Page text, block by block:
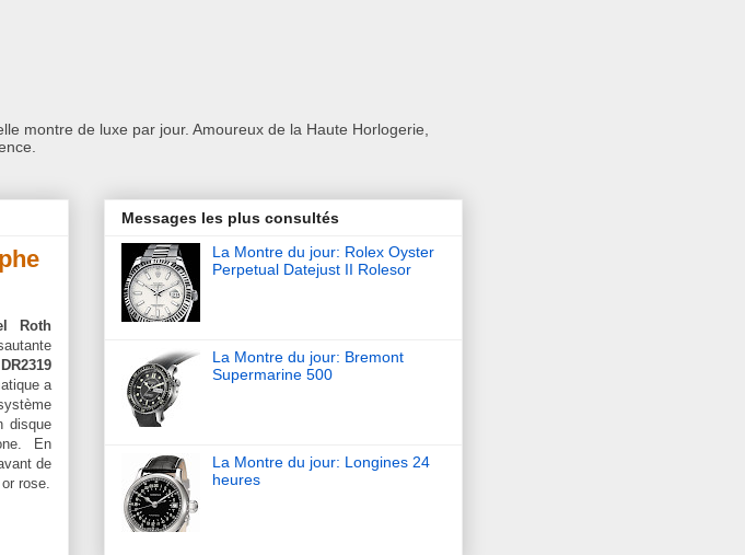
montre de luxe par jour. Amoureux de la Haute Horlogerie,
Roth
a
disque
En
de
rose.
Messages les plus consultés
La Montre du jour: Rolex Oyster
Perpetual Datejust II Rolesor
La Montre du jour: Bremont
Supermarine 500
La Montre du jour: Longines 24
heures